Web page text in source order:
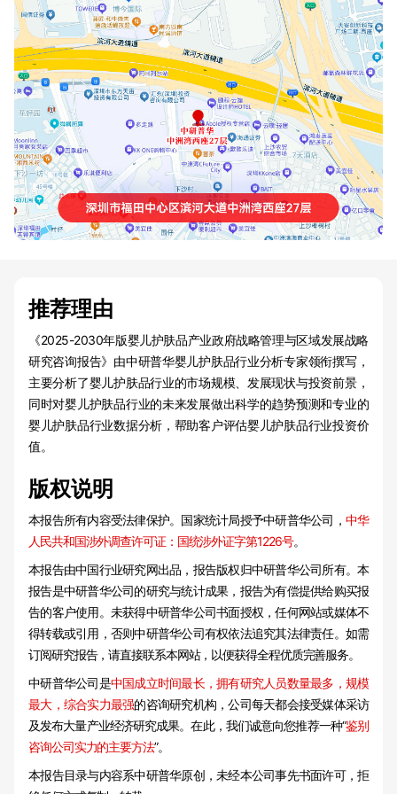
推荐理由
《2025-2030年版婴儿护肤品产业政府战略管理与区域发展战略
研究咨询报告》由中研普华婴儿护肤品行业分析专家领衔撰写，
主要分析了婴儿护肤品行业的市场规模、发展现状与投资前景，
同时对婴儿护肤品行业的未来发展做出科学的趋势预测和专业的
婴儿护肤品行业数据分析，帮助客户评估婴儿护肤品行业投资价
值。
版权说明
本报告所有内容受法律保护。国家统计局授予中研普华公司， 中华
人民共和国涉外调查许可证：国统涉外证字第1226号。
本报告由中国行业研究网出品，报告版权归中研普华公司所有。本
报告是中研普华公司的研究与统计成果，报告为有偿提供给购买报
告的客户使用。未获得中研普华公司书面授权，任何网站或媒体不
得转载或引用，否则中研普华公司有权依法追究其法律责任。如需
订阅研究报告，请直接联系本网站，以便获得全程优质完善服务。
中研普华公司是中国成立时间最长，拥有研究人员数量最多，规模
最大，综合实力最强的咨询研究机构，公司每天都会接受媒体采访
及发布大量产业经济研究成果。在此，我们诚意向您推荐一种“鉴别
咨询公司实力的主要方法”。
本报告目录与内容系中研普华原创，未经本公司事先书面许可，拒